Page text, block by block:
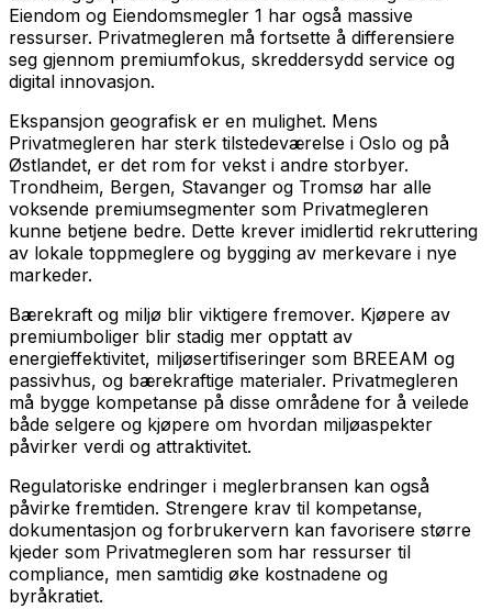
Eiendom og Eiendomsmegler 1 har også massive
ressurser. Privatmegleren må fortsette å differensiere
seg gjennom premiumfokus, skreddersydd service og
digital innovasjon.
Ekspansjon geografisk er en mulighet. Mens
Privatmegleren har sterk tilstedeværelse i Oslo og på
Østlandet, er det rom for vekst i andre storbyer.
Trondheim, Bergen, Stavanger og Tromsø har alle
voksende premiumsegmenter som Privatmegleren
kunne betjene bedre. Dette krever imidlertid rekruttering
av lokale toppmeglere og bygging av merkevare i nye
markeder.
Bærekraft og miljø blir viktigere fremover. Kjøpere av
premiumboliger blir stadig mer opptatt av
energieffektivitet, miljøsertifiseringer som BREEAM og
passivhus, og bærekraftige materialer. Privatmegleren
må bygge kompetanse på disse områdene for å veilede
både selgere og kjøpere om hvordan miljøaspekter
påvirker verdi og attraktivitet.
Regulatoriske endringer i meglerbransen kan også
påvirke fremtiden. Strengere krav til kompetanse,
dokumentasjon og forbrukervern kan favorisere større
kjeder som Privatmegleren som har ressurser til
compliance, men samtidig øke kostnadene og
byråkratiet.